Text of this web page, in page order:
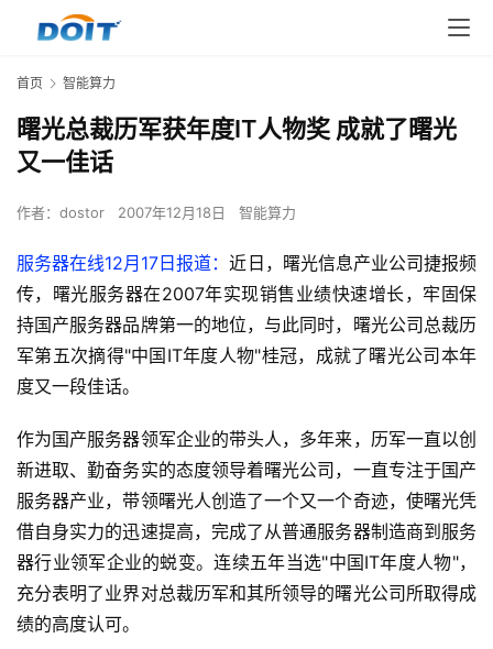
首页 智能算力
曙光总裁历军获年度IT人物奖 成就了曙光
又一佳话
作者： dostor 2007年12月18日 智能算力
服务器在线12月17日报道：近日，曙光信息产业公司捷报频
传，曙光服务器在2007年实现销售业绩快速增长，牢固保
持国产服务器品牌第一的地位，与此同时，曙光公司总裁历
军第五次摘得"中国IT年度人物"桂冠，成就了曙光公司本年
度又一段佳话。
作为国产服务器领军企业的带头人，多年来，历军一直以创
新进取、勤奋务实的态度领导着曙光公司，一直专注于国产
服务器产业，带领曙光人创造了一个又一个奇迹，使曙光凭
借自身实力的迅速提高，完成了从普通服务器制造商到服务
器行业领军企业的蜕变。连续五年当选"中国IT年度人物"，
充分表明了业界对总裁历军和其所领导的曙光公司所取得成
绩的高度认可。